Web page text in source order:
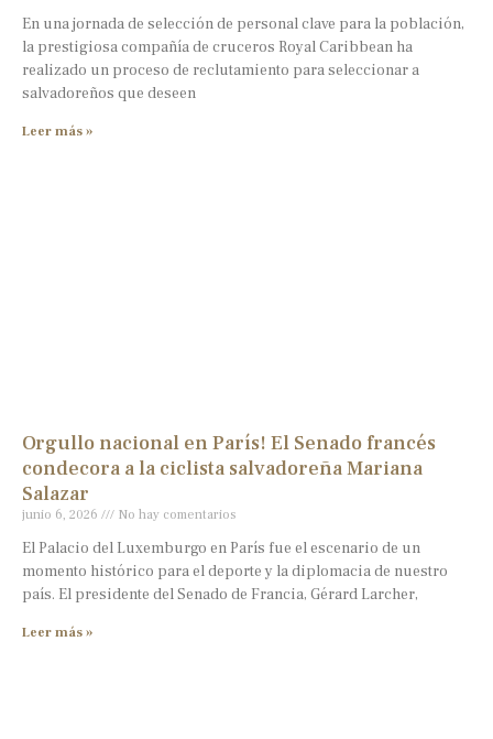
En una jornada de selección de personal clave para la población,
la prestigiosa compañía de cruceros Royal Caribbean ha
realizado un proceso de reclutamiento para seleccionar a
salvadoreños que deseen
Leer más »
Orgullo nacional en París! El Senado francés
condecora a la ciclista salvadoreña Mariana
Salazar
junio 6, 2026 No hay comentarios
El Palacio del Luxemburgo en París fue el escenario de un
momento histórico para el deporte y la diplomacia de nuestro
país. El presidente del Senado de Francia, Gérard Larcher,
Leer más »